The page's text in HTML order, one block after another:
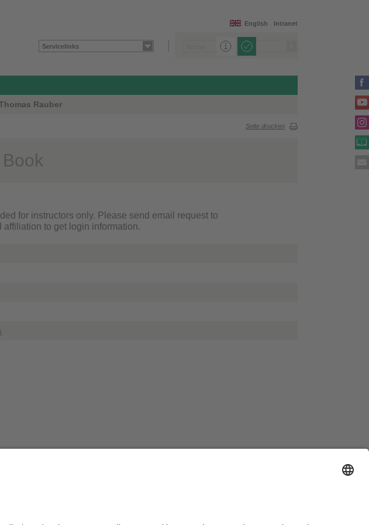
Intranet
English
Servicelinks
Rauber
Seite drucken
for instructors only. Please send email request to
affiliation to get login information.